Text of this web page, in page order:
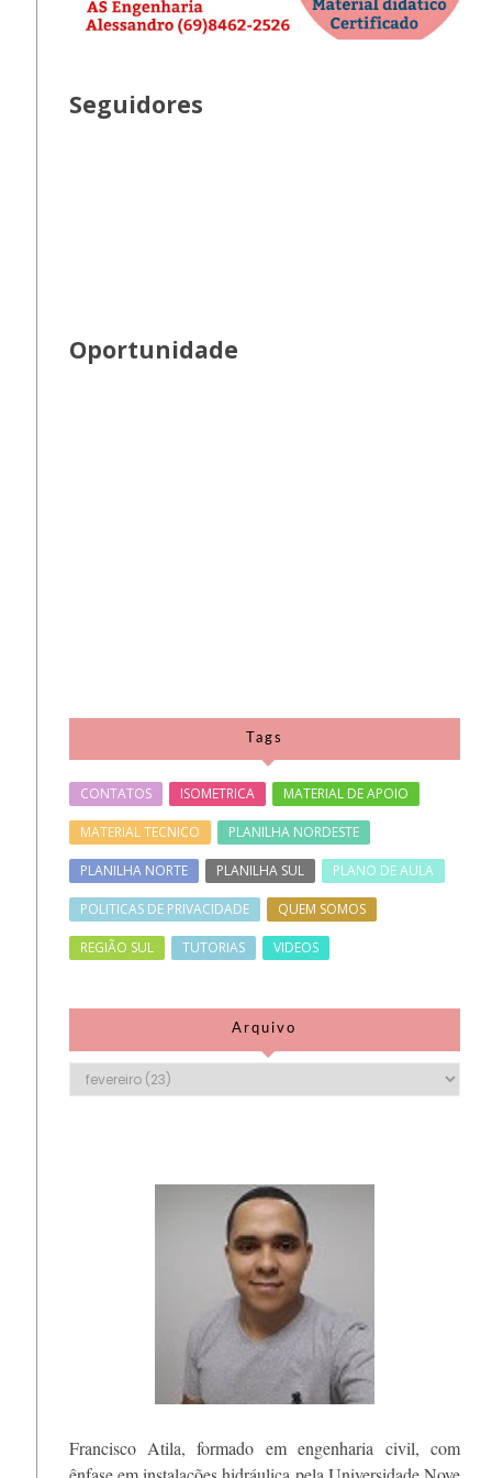
Seguidores
Oportunidade
Tags
CONTATOS ISOMETRICA MATERIAL DE APOIO
MATERIAL TECNICO PLANILHA NORDESTE
PLANILHA NORTE PLANILHA SUL PLANO DE AULA
POLITICAS DE PRIVACIDADE QUEM SOMOS
REGIÃO SUL TUTORIAS VIDEOS
Arquivo
Francisco Atila, formado em engenharia civil, com